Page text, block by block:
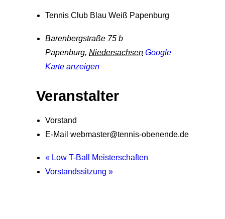
Tennis Club Blau Weiß Papenburg
Barenbergstraße 75 b
Papenburg, Niedersachsen Google
Karte anzeigen
Veranstalter
Vorstand
E-Mail webmaster@tennis-obenende.de
« Low T-Ball Meisterschaften
Vorstandssitzung »